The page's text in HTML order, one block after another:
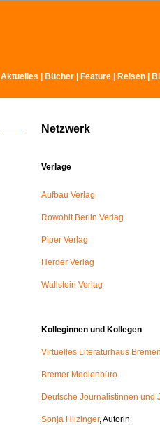
Aktuelles Bücher Feature Reisen
Netzwerk
Verlage
Aufbau Verlag
Rowohlt Berlin Verlag
Piper Verlag
Herder Verlag
Wallstein Verlag
Kolleginnen und Kollegen
Virtuelles Literaturhaus Bremen
Bremer Medienbüro
Deutsche Journalistinnen und
Sonja Hilzinger, Autorin